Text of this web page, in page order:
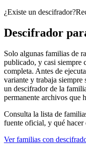
¿Existe un descifrador?
Descifrador
Solo algunas familias de
publicado, y casi siempre
completa. Antes de
variante y trabaja siempre
un descifrador de la
permanente archivos que
Consulta la lista de
fuente oficial, y qué
Ver familias con